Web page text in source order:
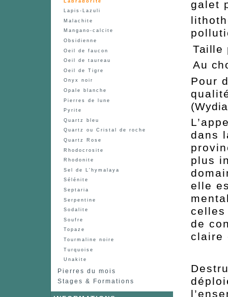
Lapis-Lazuli
Malachite
Mangano-calcite
Obsidienne
Oeil de faucon
Oeil de taureau
Oeil de Tigre
Onyx noir
Opale blanche
Pierres de lune
Pyrite
Quartz bleu
Quartz ou Cristal de roche
Quartz Rose
Rhodocrosite
Rhodonite
Sel de L'hymalaya
Sélénite
Septaria
Serpentine
Sodalite
Soufre
Topaze
Tourmaline noire
Turquoise
Unakite
Pierres du mois
Stages & Formations
galet
Taille
Au
Pour
dans
plus
elle
celles
de
claire